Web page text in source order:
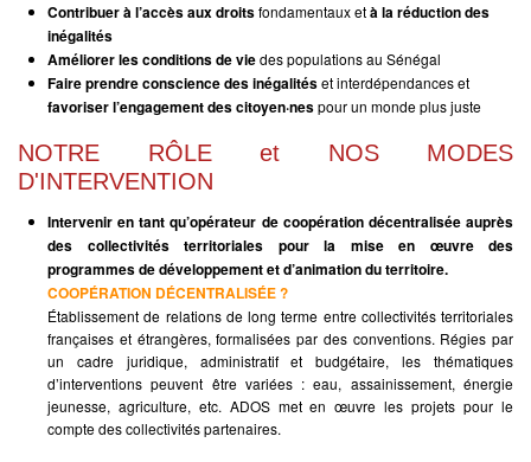
Contribuer à l’accès aux droitsfondamentaux età la réduction des
inégalités
Améliorer les conditions de viedes populations au Sénégal
Faire prendre conscience des inégalitéset interdépendances et
favoriser l’engagement des citoyen·nespour un monde plus juste
NOTRE RÔLE et NOS MODES
D'INTERVENTION
Intervenir en tant qu’opérateur de coopération décentralisée auprès
des collectivités territoriales pour la mise en œuvre des
programmes de développement et d’animation du territoire.
COOPÉRATION DÉCENTRALISÉE ?
Établissement de relations de long terme entre collectivités territoriales
françaises et étrangères, formalisées par des conventions. Régies par
un cadre juridique, administratif et budgétaire, les thématiques
d’interventions peuvent être variées : eau, assainissement, énergie
jeunesse, agriculture, etc. ADOS met en œuvre les projets pour le
compte des collectivités partenaires.